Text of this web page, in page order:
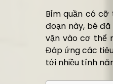
Bỉm quần có cỡ
đoạn này, bé
vặn vào cơ thể
Đáp ứng các
tới nhiều tính